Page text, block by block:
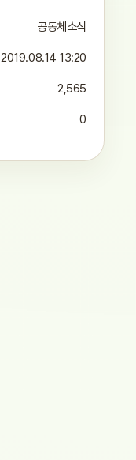
공동체소식
2019.08.14 13:20
2,565
0